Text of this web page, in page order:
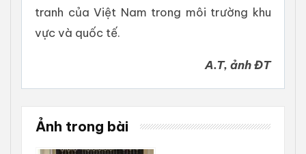
tranh của Việt Nam trong môi trường khu
vực và quốc tế.
A.T, ảnh ĐT
Ảnh trong bài